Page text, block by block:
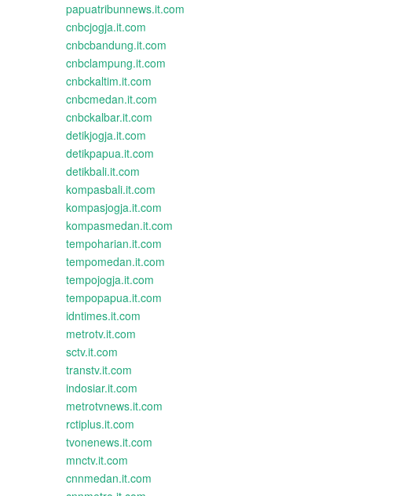
papuatribunnews.it.com
cnbcjogja.it.com
cnbcbandung.it.com
cnbclampung.it.com
cnbckaltim.it.com
cnbcmedan.it.com
cnbckalbar.it.com
detikjogja.it.com
detikpapua.it.com
detikbali.it.com
kompasbali.it.com
kompasjogja.it.com
kompasmedan.it.com
tempoharian.it.com
tempomedan.it.com
tempojogja.it.com
tempopapua.it.com
idntimes.it.com
metrotv.it.com
sctv.it.com
transtv.it.com
indosiar.it.com
metrotvnews.it.com
rctiplus.it.com
tvonenews.it.com
mnctv.it.com
cnnmedan.it.com